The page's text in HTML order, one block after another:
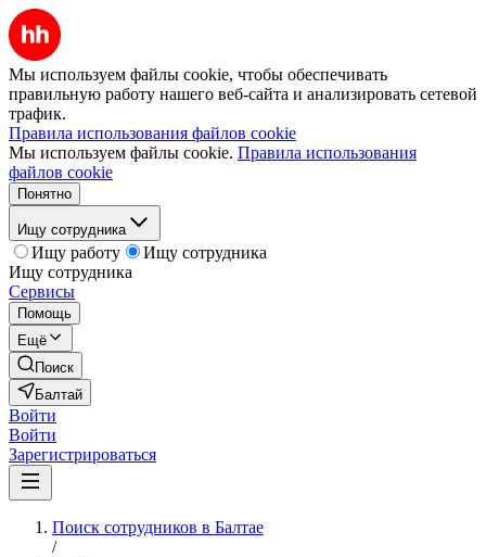
Мы используем файлы cookie, чтобы обеспечивать
правильную работу нашего веб-сайта и анализировать сетевой
трафик.
Правила использования файлов cookie
Мы используем файлы cookie. Правила использования
файлов cookie
Понятно
Ищу сотрудника
Ищу работу
Ищу сотрудника
Ищу сотрудника
Сервисы
Помощь
Ещё
Поиск
Балтай
Войти
Войти
Зарегистрироваться
Поиск сотрудников в Балтае
/